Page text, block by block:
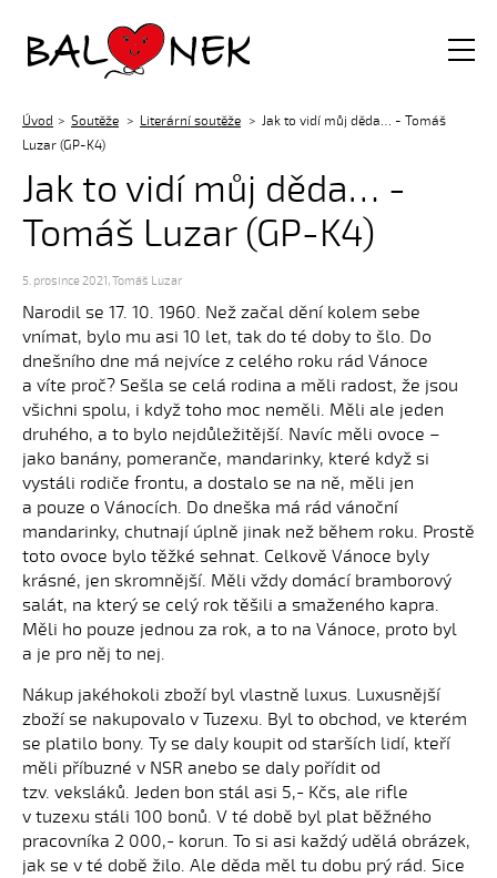
Balónek z.s.
Úvod Soutěže Literární soutěže
Jak to vidí můj děda… - Tomáš
Luzar (GP-K4)
Jak to vidí můj děda… -
Tomáš Luzar (GP-K4)
5. prosince 2021,Tomáš Luzar
Narodil se 17. 10. 1960. Než začal dění kolem sebe
vnímat, bylo mu asi 10 let, tak do té doby to šlo. Do
dnešního dne má nejvíce z celého roku rád Vánoce
a víte proč? Sešla se celá rodina a měli radost, že jsou
všichni spolu, i když toho moc neměli. Měli ale jeden
druhého, a to bylo nejdůležitější. Navíc měli ovoce –
jako banány, pomeranče, mandarinky, které když si
vystáli rodiče frontu, a dostalo se na ně, měli jen
a pouze o Vánocích. Do dneška má rád vánoční
mandarinky, chutnají úplně jinak než během roku. Prostě
toto ovoce bylo těžké sehnat. Celkově Vánoce byly
krásné, jen skromnější. Měli vždy domácí bramborový
salát, na který se celý rok těšili a smaženého kapra.
Měli ho pouze jednou za rok, a to na Vánoce, proto byl
a je pro něj to nej.
Nákup jakéhokoli zboží byl vlastně luxus. Luxusnější
zboží se nakupovalo v Tuzexu. Byl to obchod, ve kterém
se platilo bony. Ty se daly koupit od starších lidí, kteří
měli příbuzné v NSR anebo se daly pořídit od
tzv. veksláků. Jeden bon stál asi 5,- Kčs, ale rifle
v tuzexu stáli 100 bonů. V té době byl plat běžného
pracovníka 2 000,- korun. To si asi každý udělá obrázek,
jak se v té době žilo. Ale děda měl tu dobu prý rád. Sice